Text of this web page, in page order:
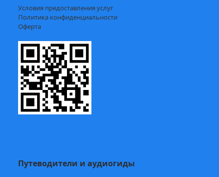
Условия предоставления услуг
Политика конфиденциальности
Оферта
Путеводители и аудиогиды